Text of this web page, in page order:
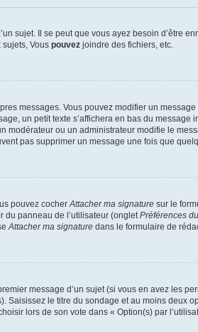
sujet. Il se peut que vous ayez besoin d’être
Vous pouvez joindre des fichiers, etc.
messages. Vous pouvez modifier un
un petit texte s’affichera en bas du message
modérateur ou un administrateur modifie le
pas supprimer un message une fois que
pouvez cocher Attacher ma signature sur le
du panneau de l’utilisateur (onglet Préférences
Attacher ma signature dans le formulaire de
message d’un sujet (si vous en avez les
le titre du sondage et au moins deux
lors de son vote dans « Option(s) par